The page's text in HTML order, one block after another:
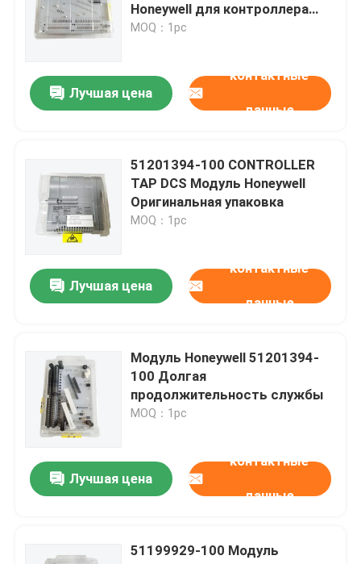
Свяжитесь с нами
Запросите цитату
Модули ПЛК ABB
Модуль Бентли Невада
Модуль ГЭ
Запчасти Schneider Electric
Модуль Honeywell
Foxboro DCS
Honeywell для контроллера
C300
MOQ：1pc
Лучшая цена
контактные
данные
51201394-100 CONTROLLER
TAP DCS Модуль Honeywell
Оригинальная упаковка
MOQ：1pc
Лучшая цена
контактные
данные
Модуль Honeywell 51201394-
100 Долгая
продолжительность службы
MOQ：1pc
Лучшая цена
контактные
данные
51199929-100 Модуль